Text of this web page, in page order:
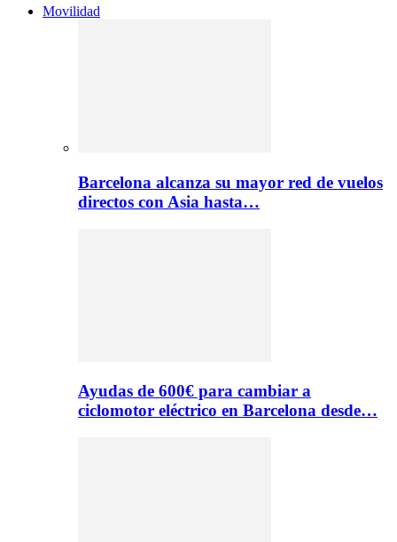
Movilidad
Barcelona alcanza su mayor red de vuelos
directos con Asia hasta…
Ayudas de 600€ para cambiar a
ciclomotor eléctrico en Barcelona desde…